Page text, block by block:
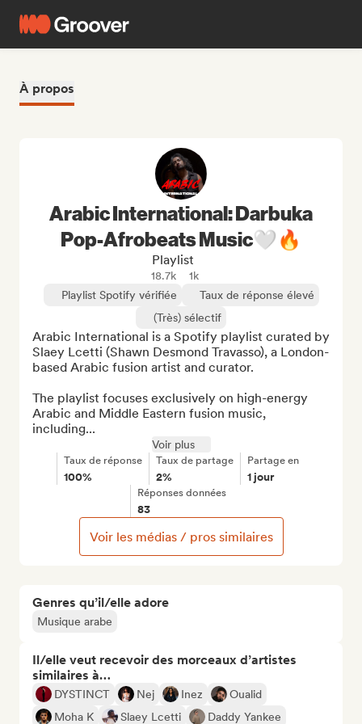
À propos
Genres qu’il/elle adore
Musique arabe
Il/elle veut recevoir des morceaux d’artistes
similaires à…
DYSTINCT Nej Inez
Oualid
Moha K
Slaey Lcetti
Daddy Yankee
Arabic International: Darbuka
Pop-Afrobeats Music🤍️‍🔥
Playlist
18.7k
1k
Playlist Spotify vérifiée
Taux de réponse élevé
(Très) sélectif
Arabic International is a Spotify playlist curated by
Slaey Lcetti (Shawn Desmond Travasso), a London-
based Arabic fusion artist and curator.
The playlist focuses exclusively on high-energy
Arabic and Middle Eastern fusion music,
including...
Voir plus
Taux de réponse
100%
Taux de partage
2%
Partage en
1 jour
Réponses données
83
Voir les médias / pros similaires